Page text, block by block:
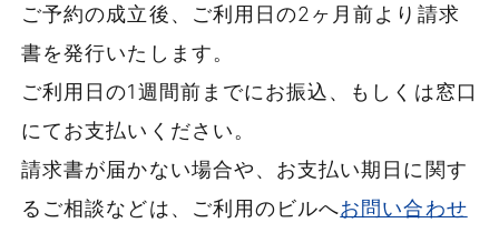
ご予約の成立後、ご利用日の2ヶ月前より請求
書を発行いたします。
ご利用日の1週間前までにお振込、もしくは窓口
にてお支払いください。
請求書が届かない場合や、お支払い期日に関す
るご相談などは、ご利用のビルへお問い合わせ